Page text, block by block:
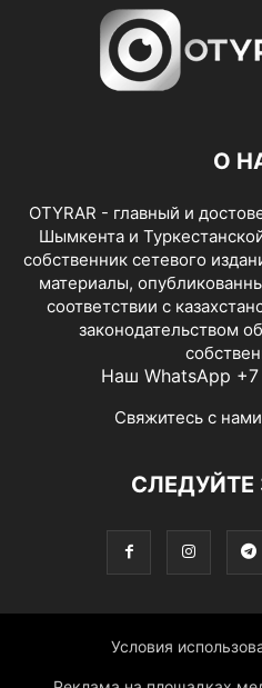
О
OTYRAR - главный и
Шымкента и
собственник сетевого
материалы,
соответствии с
законодательством
Наш WhatsApp +7
Свяжитесь с
Условия